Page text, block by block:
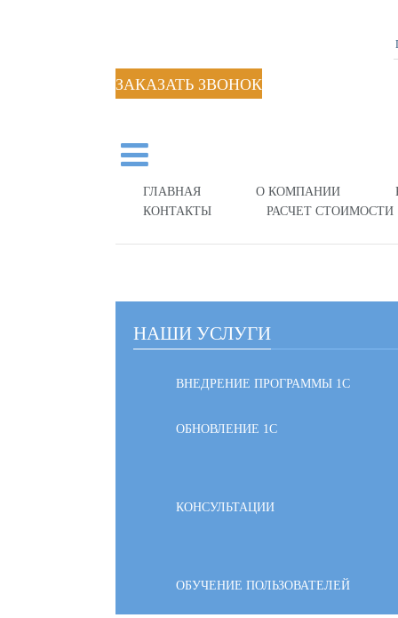
ЗАКАЗАТЬ ЗВОНОК
ГЛАВНАЯ О КОМПАНИИ
КОНТАКТЫ
РАСЧЕТ СТОИМОСТИ
НАШИ УСЛУГИ
ВНЕДРЕНИЕ ПРОГРАММЫ 1С
ОБНОВЛЕНИЕ 1С
КОНСУЛЬТАЦИИ
ОБУЧЕНИЕ ПОЛЬЗОВАТЕЛЕЙ